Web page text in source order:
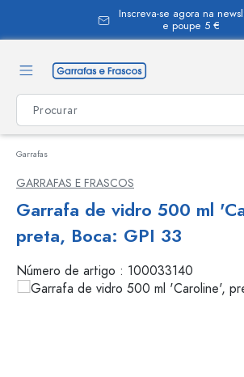
Inscreva-se agora na
e poupe 5 €
Garrafas
GARRAFAS E FRASCOS
Garrafa de vidro 500 ml
preta, Boca: GPI 33
Número de artigo : 100033140